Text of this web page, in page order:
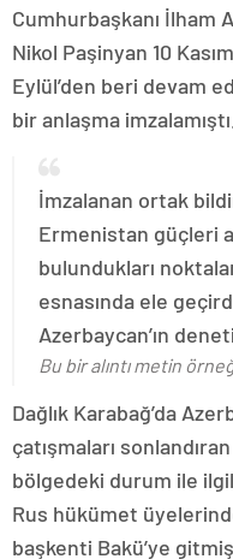
Cumhurbaşkanı İlham
Nikol Paşinyan 10
Eylül’den beri devam
bir anlaşma imzalamıştı.
İmzalanan ortak
Ermenistan güçleri
bulundukları
esnasında ele
Azerbaycan’ın
Bu bir alıntı metin
Dağlık Karabağ’da
çatışmaları
bölgedeki durum ile
Rus hükümet
başkenti Bakü’ye